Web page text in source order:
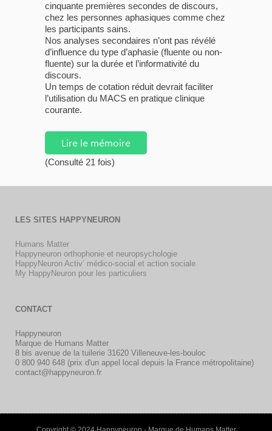
cinquante premières secondes de discours,
chez les personnes aphasiques comme chez
les participants sains.
Nos analyses secondaires n’ont pas révélé
d’influence du type d’aphasie (fluente ou non-
fluente) sur la durée et l’informativité du
discours.
Un temps de cotation réduit devrait faciliter
l’utilisation du MACS en pratique clinique
courante.
Lire le mémoire
(Consulté 21 fois)
LES SITES HAPPYNEURON
Humans Matter
Happyneuron orthophonie et neuropsychologie
HappyNeuron Activ’ médico-social et action sociale
My HappyNeuron pour les particuliers
CONTACT
Happyneuron
Marque de Humans Matter
8 bis avenue de la tuilerie 31620 Villeneuve-les-bouloc
0 800 940 648 (prix d'un appel local depuis la France métropolitaine)
contact@happyneuron.fr